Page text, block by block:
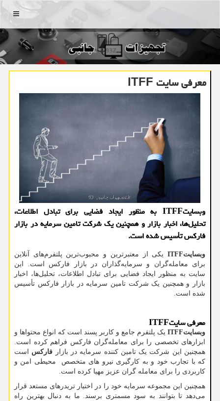
منو
معرفی سایت ITFF
وبسایتITFF به منظور ایجاد فضایی برای تبادل اطلاعات،
تحلیل‌ها، اخبار بازار و همچنین یک شرکت تامین سرمایه در بازار
فارکس تأسیس شده است.
وبسایتITFF یکی از معتبرترین و محبوب‌ترین پلتفرم‌های آنلاین
برای معامله‌گران و سرمایه‌گذاران در بازار فارکس است. این
سایت به منظور ایجاد فضایی برای تبادل اطلاعات، تحلیل‌ها، اخبار
بازار و همچنین یک شرکت تامین سرمایه در بازار فارکس تأسیس
شده است.
معرفی سایتITFF
وبسایتITFF یک پلتفرم جامع و کاربر پسند است که انواع محتواها و
ابزارهای تخصصی را برای معامله‌گران فارکس فراهم کرده است.
همچنین این شرکت یک تامین کننده سرمایه در بازار فارکس است
که با تجارب خود و به کارگیری نیرو های متخصص محیطی امن و
کاربردی را برای معامله گران عزیز مهیا کرده است.
همچنین این مجموعه سرمایه خود را در اختیار تریدرهای مستعد قرار
می‌دهد تا بتوانند به سود مسمتری برسند. ما به دنبال بهترین راه